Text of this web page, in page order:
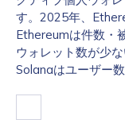
す。2025年、
Ethereumは件数・
ウォレット数が少
Solanaはユーザー